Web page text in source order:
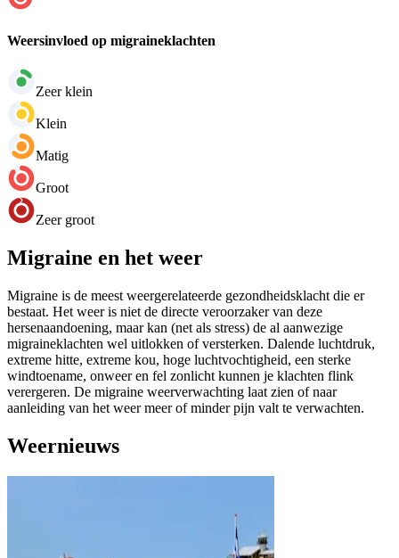
Weersinvloed op migraineklachten
Zeer klein
Klein
Matig
Groot
Zeer groot
Migraine en het weer
Migraine is de meest weergerelateerde gezondheidsklacht die er
bestaat. Het weer is niet de directe veroorzaker van deze
hersenaandoening, maar kan (net als stress) de al aanwezige
migraineklachten wel uitlokken of versterken. Dalende luchtdruk,
extreme hitte, extreme kou, hoge luchtvochtigheid, een sterke
windtoename, onweer en fel zonlicht kunnen je klachten flink
verergeren. De migraine weerverwachting laat zien of naar
aanleiding van het weer meer of minder pijn valt te verwachten.
Weernieuws